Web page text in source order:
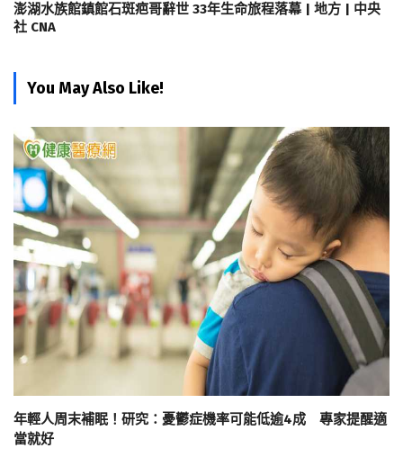
澎湖水族館鎮館石斑疤哥辭世 33年生命旅程落幕 | 地方 | 中央
社 CNA
You May Also Like!
年輕人周末補眠！研究：憂鬱症機率可能低逾4成 專家提醒適
當就好